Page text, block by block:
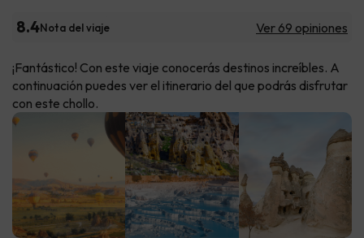
8.4Nota del viaje Ver 69 opiniones
¡Fantástico! Con este viaje conocerás destinos increíbles. A
continuación puedes ver el itinerario del que podrás disfrutar
con este chollo.